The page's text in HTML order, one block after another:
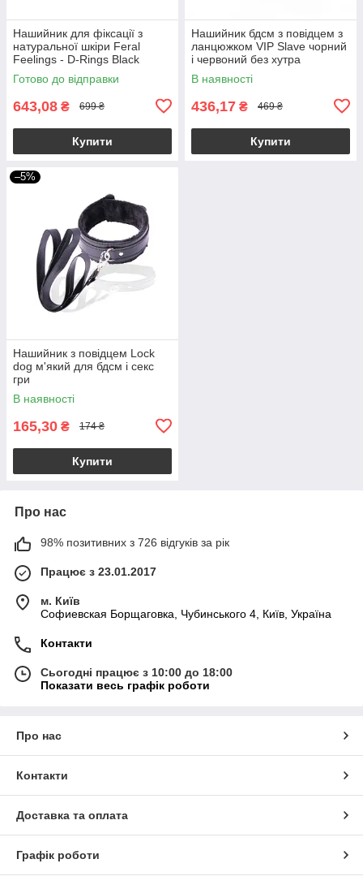
Нашийник для фіксації з
натуральної шкіри Feral
Feelings - D-Rings Black
Готово до відправки
643,08 ₴ 699 ₴
Купити
Нашийник бдсм з повідцем з
ланцюжком VIP Slave чорний
і червоний без хутра
В наявності
436,17 ₴ 469 ₴
Купити
–5%
Нашийник з повідцем Lock
dog м'який для бдсм і секс
гри
В наявності
165,30 ₴ 174 ₴
Купити
Про нас
98% позитивних з 726 відгуків за рік
Працює з 23.01.2017
м. Київ
Софиевская Борщаговка, Чубинського 4, Київ, Україна
Контакти
Сьогодні працює з 10:00 до 18:00
Показати весь графік роботи
Про нас
Контакти
Доставка та оплата
Графік роботи